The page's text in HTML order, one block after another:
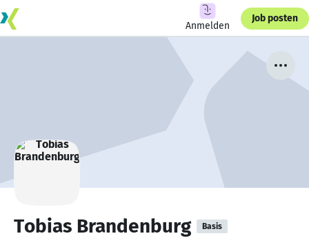
Anmelden
Job posten
Tobias Brandenburg Basis